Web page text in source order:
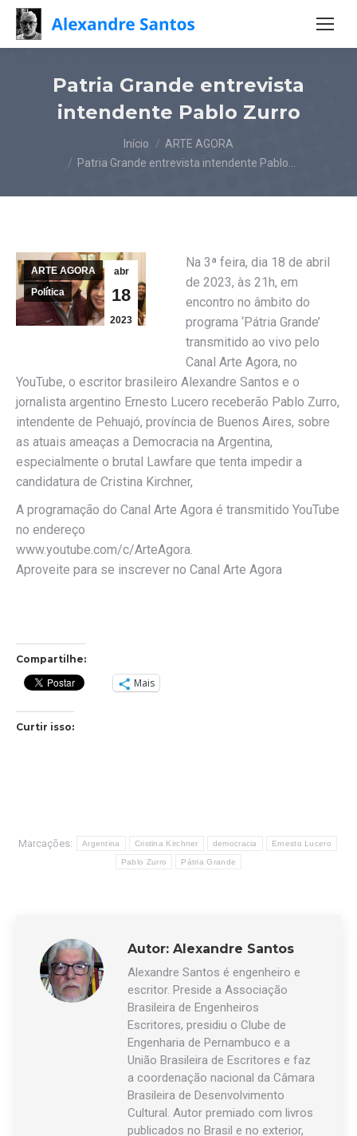
Patria Grande entrevista
intendente Pablo Zurro
Início
ARTE AGORA
Patria Grande entrevista intendente Pablo…
abr
18
2023
ARTE AGORA
Política
Na 3ª feira, dia 18 de abril
de 2023, às 21h, em
encontro no âmbito do
programa ‘Pátria Grande’
transmitido ao vivo pelo
Canal Arte Agora, no
YouTube, o escritor brasileiro Alexandre Santos e o
jornalista argentino Ernesto Lucero receberão Pablo Zurro,
intendente de Pehuajó, província de Buenos Aires, sobre
as atuais ameaças a Democracia na Argentina,
especialmente o brutal Lawfare que tenta impedir a
candidatura de Cristina Kirchner,
A programação do Canal Arte Agora é transmitido YouTube
no endereço
www.youtube.com/c/ArteAgora.
Aproveite para se inscrever no Canal Arte Agora
Compartilhe:
Mais
Curtir isso:
Marcações: Argentina Cristina Kirchner democracia Ernesto Lucero
Pablo Zurro Pátria Grande
Autor: Alexandre Santos
Alexandre Santos é engenheiro e
escritor. Preside a Associação
Brasileira de Engenheiros
Escritores, presidiu o Clube de
Engenharia de Pernambuco e a
União Brasileira de Escritores e faz
a coordenação nacional da Câmara
Brasileira de Desenvolvimento
Cultural. Autor premiado com livros
publicados no Brasil e no exterior,